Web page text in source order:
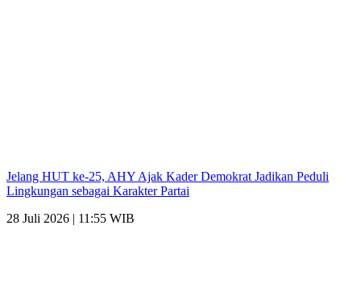
Jelang HUT ke-25, AHY Ajak Kader Demokrat Jadikan Peduli
Lingkungan sebagai Karakter Partai
28 Juli 2026 | 11:55 WIB